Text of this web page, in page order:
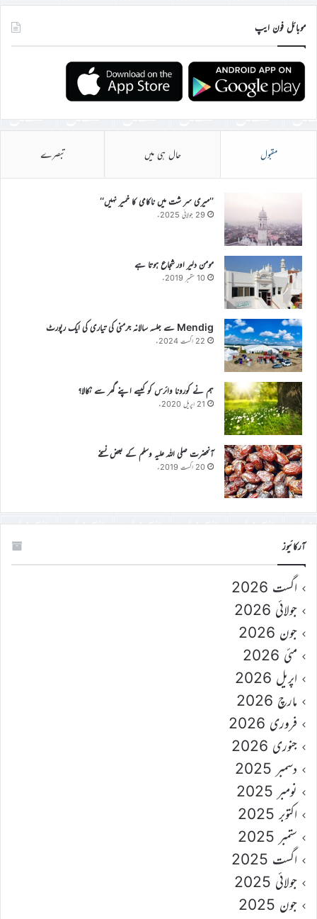
موبائل فون ایپ
مقبول حال ہی میں تبصرے
’’میری سر شت میں ناکامی کا خمیر نہیں‘‘
29 جولائی 2025ء
مومن دلیر اور شجاع ہوتا ہے
10 ستمبر 2019ء
Mendig سے جلسہ سالانہ جرمنی کی تیاری کی ایک رپورٹ
22 اگست 2024ء
ہم نے کورونا وائرس کو کیسے اپنے گھر سے نکالا؟
21 اپریل 2020ء
آنحضرت صلی اللہ علیہ وسلم کے بعض نسخے
20 اگست 2019ء
آرکائیوز
اگست 2026
جولائی 2026
جون 2026
مئی 2026
اپریل 2026
مارچ 2026
فروری 2026
جنوری 2026
دسمبر 2025
نومبر 2025
اکتوبر 2025
ستمبر 2025
اگست 2025
جولائی 2025
جون 2025